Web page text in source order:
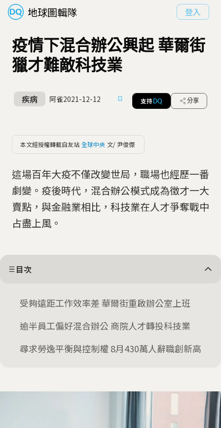
地球圖輯隊 登入
疫情下混合辦公興起 華爾街
獵才難敵科技業
疾病 阿雀2021-12-12 支持 DQ 分享
本文經授權轉載自友站 全球中央 文/ 尹俊傑
這場百年大疫不僅改變世局，職場也經歷一番
劇變。疫後時代，混合辦公模式成為徵才一大
賣點，與金融業相比，科技業在人才爭奪戰中
占盡上風。
目次
受夠遠距工作效率差 華爾街重啟辦公室上班
逾半員工偏好混合辦公 商院人才轉投科技業
尋求勞逸平衡與控制權 8月430萬人辭職創新高